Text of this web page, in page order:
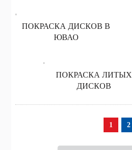
ПОКРАСКА ДИСКОВ В
ЮВАО
ПОКРАСКА ЛИТЫХ
ДИСКОВ
1 2